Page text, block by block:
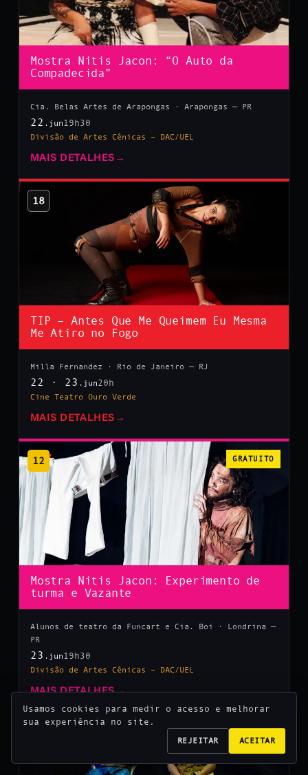
Mostra Nitis Jacon: “O Auto da
Compadecida”
Cia. Belas Artes de Arapongas · Arapongas — PR
22 .jun 19h30
Divisão de Artes Cênicas – DAC/UEL
MAIS DETALHES →
18
TIP – Antes Que Me Queimem Eu Mesma
Me Atiro no Fogo
Milla Fernandez · Rio de Janeiro — RJ
22 · 23 .jun20h
Cine Teatro Ouro Verde
MAIS DETALHES →
12 GRATUITO
Mostra Nitis Jacon: Experimento de
turma e Vazante
Alunos de teatro da Funcart e Cia. Boi · Londrina —
PR
23 .jun 19h30
Divisão de Artes Cênicas – DAC/UEL
MAIS DETALHES→
Usamos cookies para medir o acesso e melhorar
sua experiência no site.
REJEITAR ACEITAR